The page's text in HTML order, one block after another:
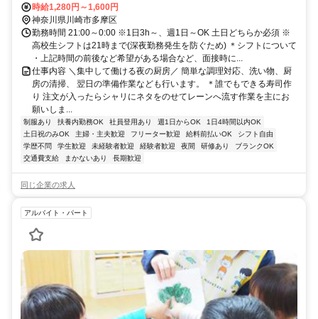
時給1,280円～1,600円
神奈川県川崎市多摩区
勤務時間 21:00～0:00 ※1日3h～、週1日～OK 土日どちらか必須 ※
高校生シフトは21時まで(深夜勤務発生を防ぐため) ＊シフトについて
・上記時間の前後など希望がある場合など、面接時に...
仕事内容 ＼集中して働ける夜の厨房／ 簡単な調理対応、洗い物、厨
房の清掃、 翌日の準備作業なども行います。 ＊誰でもできる寿司作
り 注文が入ったらシャリにネタをのせてレーンへ流す作業を主にお
願いしま...
制服あり 扶養内勤務OK 社員登用あり 週1日からOK
1日4時間以内OK
土日祝のみOK
主婦・主夫歓迎 フリーター歓迎 給料前払いOK
シフト自由
学歴不問
学生歓迎 未経験者歓迎 経験者歓迎 夜間 研修あり
ブランクOK
交通費支給
まかないあり 長期歓迎
同じ企業の求人
アルバイト・パート